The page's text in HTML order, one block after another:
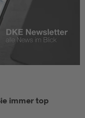
immer top